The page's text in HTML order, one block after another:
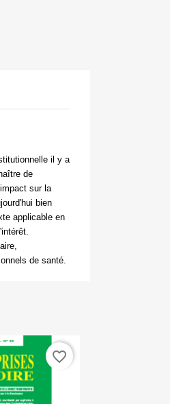
il y a
de
sur la
bien
applicable en
de santé.
favorite_border